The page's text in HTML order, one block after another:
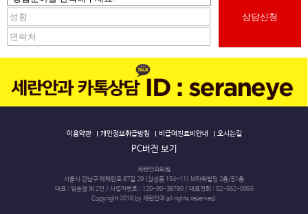
본원는 원칙적으로 개인정보 수집 및 이용목적이 달성된 후에는 해당 정보를 지체없이 파기합니다. 파
기절차 및 방법은 다음과 같습니다.
ο 파기절차
회원님이 회원가입 등을 위해 입력하신 정보는 목적이 달성된 후 별도의 DB로 옮겨져(종이의 경우 별도
의 서류함) 내부 방침 및 기타 관련 법령에 의한 정보보호 사유에 따라(보유 및 이용기간 참조) 일정 기
별도 DB로 옮겨진 개인정보는 법률에 의한 경우가 아니고서는 보유되어지는 이외의 다른 목적으로 이
용되지 않습니다.
ο 파기방법
5. 개인정보 제공 및 수집한 개인정보의 위탁
본원는 이용자의 개인정보를 원칙적으로 외부에 제공하지 않습니다. 다만, 아래의 경우에는 예외로 합
- 이용자들이 사전에 동의한 경우
- 법령의 규정에 의거하거나, 수사 목적으로 법령에 정해진 절차와 방법에 따라 수사기관의 요구가 있
상담신청
이용약관 개인정보취급방침 비급여진료비안내 오시는길
PC버전 보기
세란안과의원
서울시 강남구 테헤란로 87길 29 (삼성동 154-11) M타워빌딩 2층/B1층
대표 : 임승정 외 2인 / 사업자번호 : 120-90-38780 / 대표전화 : 02-552-0055
Copyright 2018 by 세란안과 all rights reserved.